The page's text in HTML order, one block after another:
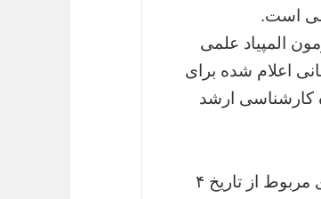
المپیاد علمی
اعلام شده برای
کارشناسی ارشد
این داوطلبان باید همزمان با سایر داوطلبان کدرشته های مربوط از تاریخ ۴